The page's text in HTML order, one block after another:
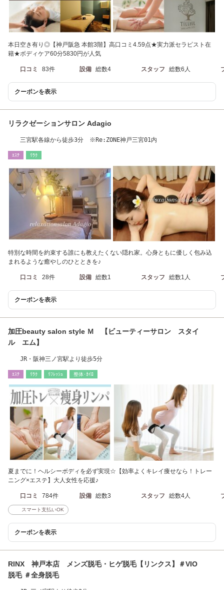
本日空き有り◎【神戸阪急 本館3階】高口コミ4.59点★実力派セラピスト在
籍★ボディケア60分5830円が人気
口コミ 83件 設備 総数4 スタッフ 総数6人
クーポンを表示
リラクゼーションサロン Adagio
三宮駅各線から徒歩3分 ※Re:ZONE神戸三宮01内
ｴｽﾃ ﾘﾗｸ
特別な時間を約束する誰にも教えたくない隠れ家。心身ともに優しく包み込
まれるような癒やしのひとときを♪
口コミ 28件 設備 総数1 スタッフ 総数1人
クーポンを表示
加圧beauty salon style Ｍ 【ビューティーサロン スタイ
ル エム】
JR・阪神三ノ宮駅より徒歩5分
ｴｽﾃ ﾘﾗｸ ﾘﾌﾚｯｼｭ 整体･ｶｲﾛ
夏までに！ヘルシーボディを必ず実現☆【効率よくキレイ痩せなら！トレー
ニング×エステ】大人女性を応援♪
口コミ 784件 設備 総数3 スタッフ 総数4人
スマート支払いOK
クーポンを表示
RINX 神戸本店 メンズ脱毛・ヒゲ脱毛【リンクス】＃VIO
脱毛 ＃全身脱毛